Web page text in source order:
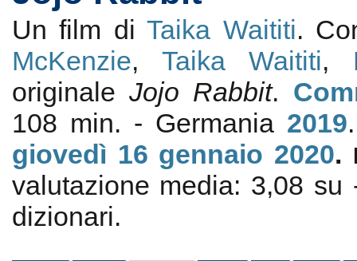
Un film diTaika Waititi.
McKenzie, Taika Waititi,
originaleJojo Rabbit.
108 min. - Germania 2019
giovedì 16 gennaio 2020.
valutazione media: 3,08 su
dizionari.